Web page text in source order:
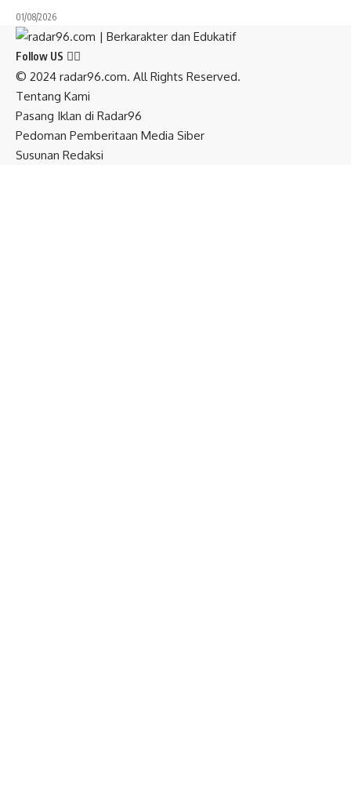
01/08/2026
Follow US
© 2024 radar96.com. All Rights Reserved.
Tentang Kami
Pasang Iklan di Radar96
Pedoman Pemberitaan Media Siber
Susunan Redaksi